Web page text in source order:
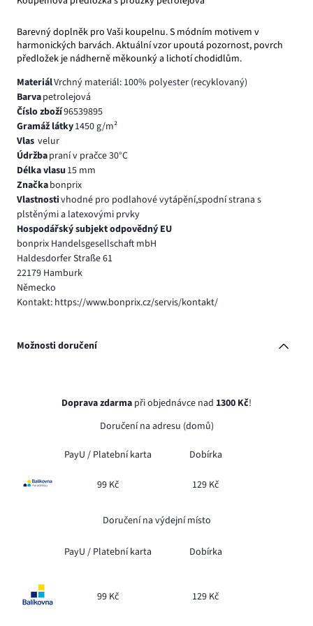
Barevný doplněk pro Vaši koupelnu. S módním motivem v
harmonických barvách. Aktuální vzor upoutá pozornost, povrch
předložek je nádherně měkounký a lichotí chodidlům.
MateriálVrchný materiál: 100% polyester (recyklovaný)
Barvapetrolejová
Číslo zboží96539895
Gramáž látky1450 g/m²
Vlas velur
Údržbapraní v pračce 30°C
Délka vlasu 15 mm
Značkabonprix
Vlastnostivhodné pro podlahové vytápění,spodní strana s
plstěnými a latexovými prvky
Hospodářský subjekt odpovědný EU
bonprix Handelsgesellschaft mbH
Haldesdorfer Straße 61
22179 Hamburk
Německo
Kontakt: https://www.bonprix.cz/servis/kontakt/
Možnosti doručení
Doprava zdarma při objednávce nad 1300 Kč!
Doručení na adresu (domů)
PayU / Platební karta Dobírka
99 Kč 129 Kč
Doručení na výdejní místo
PayU / Platební karta Dobírka
99 Kč 129 Kč